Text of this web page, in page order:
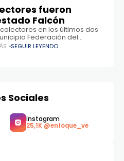
fueron
Falcón
en los últimos dos
Federación del
en 20 mil habitantes. Esto
que intervienen
SEGUIR LEYENDO
Sociales